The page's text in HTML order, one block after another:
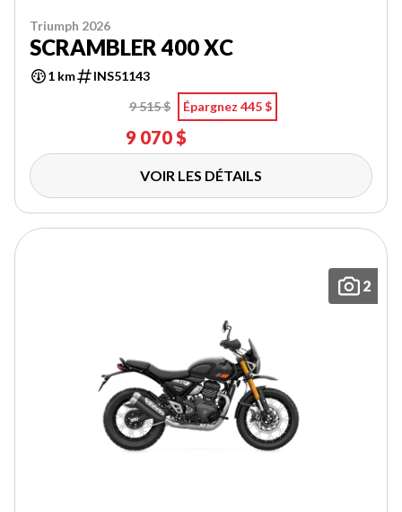
Triumph 2026
SCRAMBLER 400 XC
1 km
INS51143
9 515 $
Épargnez 445 $
9 070 $
VOIR LES DÉTAILS
2